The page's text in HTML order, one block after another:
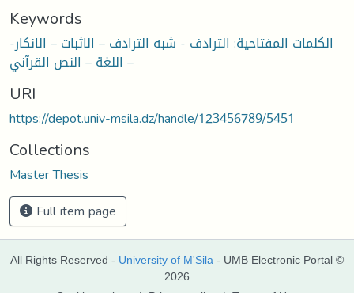
Keywords
الكلمات المفتاحية: الترادف - شبه الترادف – الاثبات – الانكار-
اللغة – النص القرآني –
URI
https://depot.univ-msila.dz/handle/123456789/5451
Collections
Master Thesis
Full item page
All Rights Reserved - University of M'Sila - UMB Electronic Portal ©
2026